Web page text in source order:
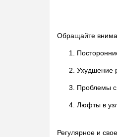
Обращайте
Ухудшение
Проблемы с
Люфты в
Регулярное и